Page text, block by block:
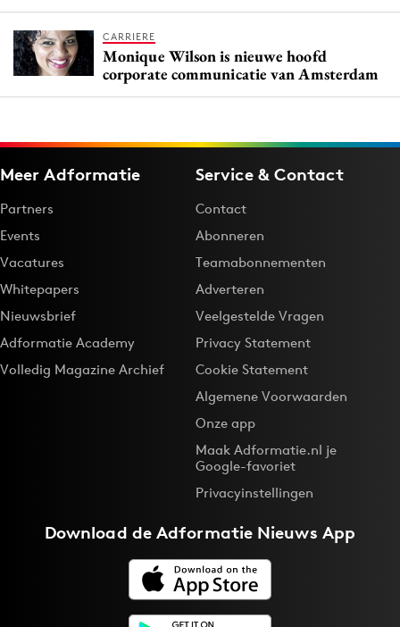
CARRIERE
Monique Wilson is nieuwe hoofd
corporate communicatie van Amsterdam
Meer Adformatie
Partners
Events
Vacatures
Whitepapers
Nieuwsbrief
Adformatie Academy
Volledig Magazine Archief
Service & Contact
Contact
Abonneren
Teamabonnementen
Adverteren
Veelgestelde Vragen
Privacy Statement
Cookie Statement
Algemene Voorwaarden
Onze app
Maak Adformatie.nl je
Google-favoriet
Privacyinstellingen
Download deAdformatie Nieuws App